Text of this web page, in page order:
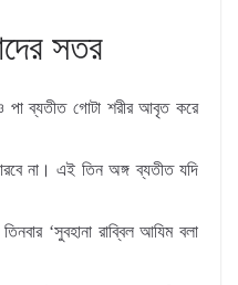
সতর
পা ব্যতীত গােটা শরীর আবৃত করে
না। এই তিন অঙ্গ ব্যতীত যদি
‘সুবহানা রাব্বিল আযিম বলা